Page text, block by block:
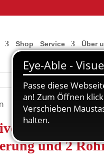
Shop Service Über
und 2